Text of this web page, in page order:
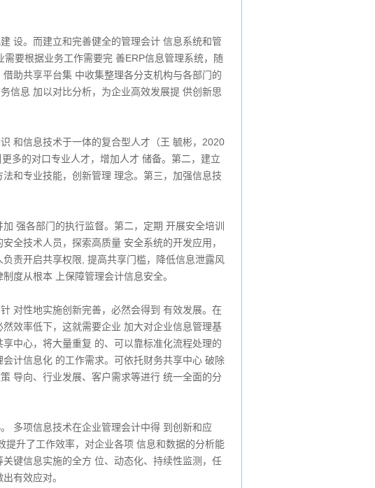
设。而建立和完善健全的管理会计 信息系统和管
要根据业务工作需要完 善ERP信息管理系统，随
助共享平台集 中收集整理各分支机构与各部门的
信息 加以对比分析，为企业高效发展提 供创新思
和信息技术于一体的复合型人才（王 毓彬，2020
多的对口专业人才，增加人才 储备。第二，建立
和专业技能，创新管理 理念。第三，加强信息技
强各部门的执行监督。第二，定期 开展安全培训
全技术人员，探索高质量 安全系统的开发应用，
责开启共享权限, 提高共享门槛，降低信息泄露风
度从根本 上保障管理会计信息安全。
对性地实施创新完善，必然会得到 有效发展。在
效率低下，这就需要企业 加大对企业信息管理基
中心，将大量重复 的、可以靠标准化流程处理的
计信息化 的工作需求。可依托财务共享中心 破除
导向、行业发展、客户需求等进行 统一全面的分
多项信息技术在企业管理会计中得 到创新和应
升了工作效率，对企业各项 信息和数据的分析能
键信息实施的全方 位、动态化、持续性监测，任
有效应对。